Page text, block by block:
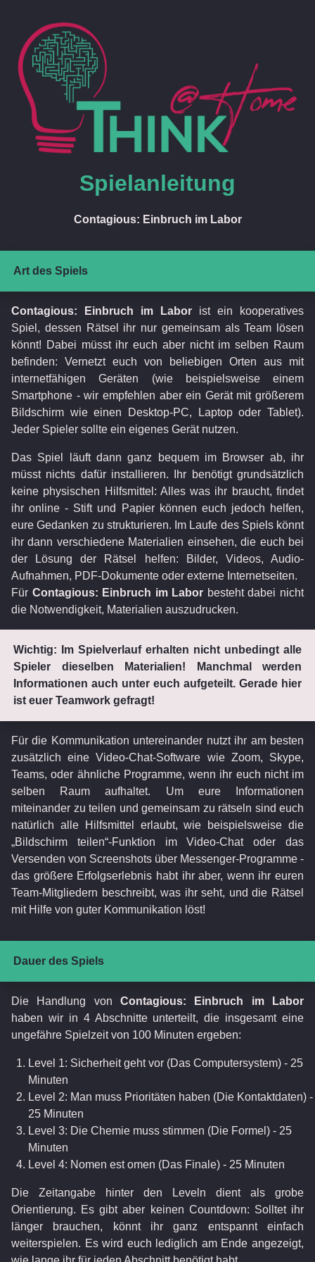
Spielanleitung
Contagious: Einbruch im Labor
Art des Spiels
Contagious: Einbruch im Labor ist ein kooperatives
Spiel, dessen Rätsel ihr nur gemeinsam als Team lösen
könnt! Dabei müsst ihr euch aber nicht im selben Raum
befinden: Vernetzt euch von beliebigen Orten aus mit
internetfähigen Geräten (wie beispielsweise einem
Smartphone - wir empfehlen aber ein Gerät mit größerem
Bildschirm wie einen Desktop-PC, Laptop oder Tablet).
Jeder Spieler sollte ein eigenes Gerät nutzen.
Das Spiel läuft dann ganz bequem im Browser ab, ihr
müsst nichts dafür installieren. Ihr benötigt grundsätzlich
keine physischen Hilfsmittel: Alles was ihr braucht, findet
ihr online - Stift und Papier können euch jedoch helfen,
eure Gedanken zu strukturieren. Im Laufe des Spiels könnt
ihr dann verschiedene Materialien einsehen, die euch bei
der Lösung der Rätsel helfen: Bilder, Videos, Audio-
Aufnahmen, PDF-Dokumente oder externe Internetseiten.
Für Contagious: Einbruch im Labor besteht dabei nicht
die Notwendigkeit, Materialien auszudrucken.
Wichtig: Im Spielverlauf erhalten nicht unbedingt alle
Spieler dieselben Materialien! Manchmal werden
Informationen auch unter euch aufgeteilt. Gerade hier
ist euer Teamwork gefragt!
Für die Kommunikation untereinander nutzt ihr am besten
zusätzlich eine Video-Chat-Software wie Zoom, Skype,
Teams, oder ähnliche Programme, wenn ihr euch nicht im
selben Raum aufhaltet. Um eure Informationen
miteinander zu teilen und gemeinsam zu rätseln sind euch
natürlich alle Hilfsmittel erlaubt, wie beispielsweise die
„Bildschirm teilen“-Funktion im Video-Chat oder das
Versenden von Screenshots über Messenger-Programme -
das größere Erfolgserlebnis habt ihr aber, wenn ihr euren
Team-Mitgliedern beschreibt, was ihr seht, und die Rätsel
mit Hilfe von guter Kommunikation löst!
Dauer des Spiels
Die Handlung von Contagious: Einbruch im Labor
haben wir in 4 Abschnitte unterteilt, die insgesamt eine
ungefähre Spielzeit von 100 Minuten ergeben:
Level 1: Sicherheit geht vor (Das Computersystem) - 25
Minuten
Level 2: Man muss Prioritäten haben (Die Kontaktdaten) -
25 Minuten
Level 3: Die Chemie muss stimmen (Die Formel) - 25
Minuten
Level 4: Nomen est omen (Das Finale) - 25 Minuten
Die Zeitangabe hinter den Leveln dient als grobe
Orientierung. Es gibt aber keinen Countdown: Solltet ihr
länger brauchen, könnt ihr ganz entspannt einfach
weiterspielen. Es wird euch lediglich am Ende angezeigt,